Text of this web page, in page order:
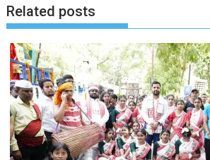
Related posts